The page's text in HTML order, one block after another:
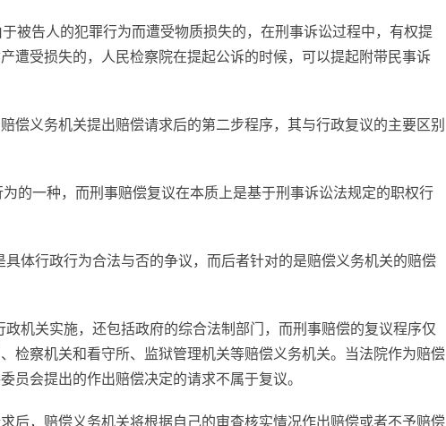
被告人的犯罪行为而遭受物质损失的，在刑事诉讼过程中，有权提
遭受损失的，人民检察院在提起公诉的时候，可以提起附带民事诉
偿义务机关提出赔偿请求后的第二步程序，其与行政复议的主要区别
的一种，而刑事赔偿复议在本质上是基于刑事诉讼法规定的职权行
体行政行为合法与否的争议，而后者针对的是赔偿义务机关的赔偿
机关实施，还包括政府的综合法制部门，而刑事赔偿的复议程序仅
检察机关和看守所、监狱管理机关等赔偿义务机关。当法院作为赔偿
员会提出的作出赔偿决定的请求不属于复议。
后，赔偿义务机关将根据自己的审查核实情况作出赔偿或者不予赔偿